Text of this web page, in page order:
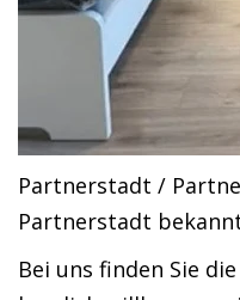
Partnerstadt /
Partnerstadt
Bei uns finden Sie